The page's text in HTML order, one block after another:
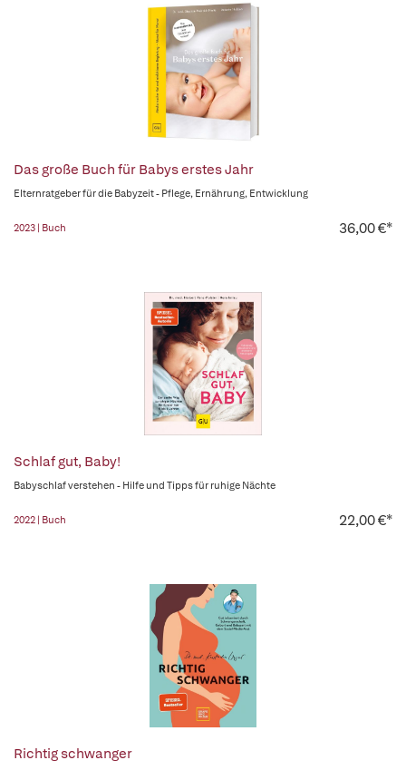
Das große Buch für Babys erstes Jahr
Elternratgeber für die Babyzeit - Pflege, Ernährung, Entwicklung
2023 | Buch 36,00 €*
Schlaf gut, Baby!
Babyschlaf verstehen - Hilfe und Tipps für ruhige Nächte
2022 | Buch 22,00 €*
Richtig schwanger